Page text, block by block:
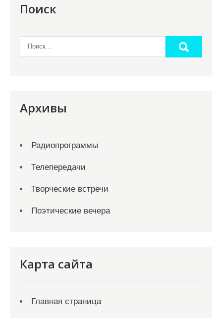
Поиск
Архивы
Радиопрограммы
Телепередачи
Творческие встречи
Поэтические вечера
Карта сайта
Главная страница